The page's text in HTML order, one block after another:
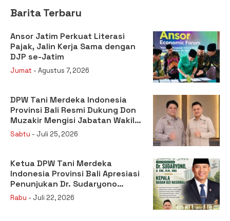
Barita Terbaru
Ansor Jatim Perkuat Literasi
Pajak, Jalin Kerja Sama dengan
DJP se-Jatim
Jumat - Agustus 7, 2026
DPW Tani Merdeka Indonesia
Provinsi Bali Resmi Dukung Don
Muzakir Mengisi Jabatan Wakil
Menteri Pertanian RI
Sabtu - Juli 25, 2026
Ketua DPW Tani Merdeka
Indonesia Provinsi Bali Apresiasi
Penunjukan Dr. Sudaryono
sebagai Kepala Badan Gizi
Rabu - Juli 22, 2026